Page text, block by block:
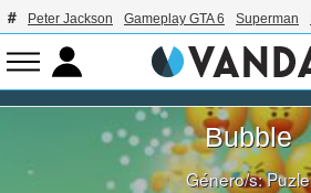
Peter Jackson Gameplay GTA 6 Superman
Bubble
Género/s:Puzle